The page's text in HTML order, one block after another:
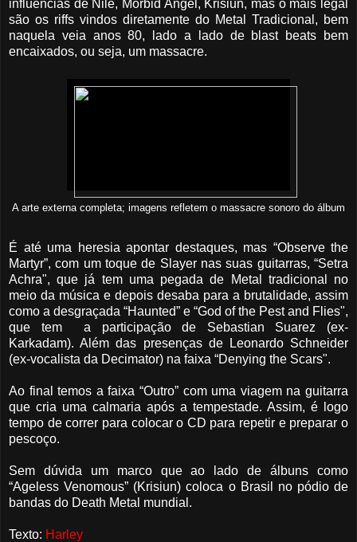
influências de Nile, Morbid Angel, Krisiun, mas o mais legal
são os riffs vindos diretamente do Metal Tradicional, bem
naquela veia anos 80, lado a lado de blast beats bem
encaixados, ou seja, um massacre.
A arte externa completa; imagens refletem o massacre sonoro do álbum
É até uma heresia apontar destaques, mas “Observe the
Martyr”, com um toque de Slayer nas suas guitarras, “Setra
Achra", que já tem uma pegada de Metal tradicional no
meio da música e depois desaba para a brutalidade, assim
como a desgraçada “Haunted” e “God of the Pest and Flies",
que tem a participação de Sebastian Suarez (ex-
Karkadam). Além das presenças de Leonardo Schneider
(ex-vocalista da Decimator) na faixa “Denying the Scars".
Ao final temos a faixa “Outro” com uma viagem na guitarra
que cria uma calmaria após a tempestade. Assim, é logo
tempo de correr para colocar o CD para repetir e preparar o
pescoço.
Sem dúvida um marco que ao lado de álbuns como
“Ageless Venomous” (Krisiun) coloca o Brasil no pódio de
bandas do Death Metal mundial.
Texto: Harley